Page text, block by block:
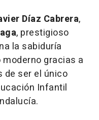
Díaz Cabrera,
, prestigioso
la sabiduría
gracias a
de ser el único
Infantil